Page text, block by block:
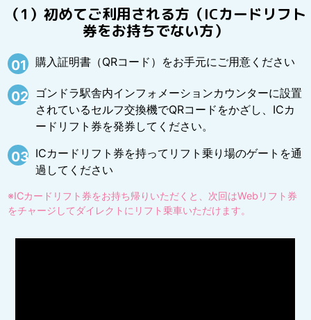
（1）初めてご利用される方（ICカードリフト
券をお持ちでない方）
01 購入証明書（QRコード）をお手元にご用意ください
02 ゴンドラ駅舎内インフォメーションカウンターに設置
されているセルフ交換機でQRコードをかざし、ICカ
ードリフト券を発券してください。
03 ICカードリフト券を持ってリフト乗り場のゲートを通
過してください
※ICカードリフト券をお持ち帰りいただくと、次回はWebリフト券
をチャージしてダイレクトにリフト乗車いただけます。